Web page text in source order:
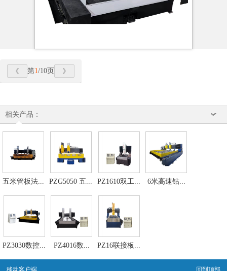
第1/10页
相关产品：
五米管板法... PZG5050 五... PZ1610双工... 6米高速钻...
PZ3030数控... PZ4016​数... PZ16联接板...
移动客户端 回到顶部